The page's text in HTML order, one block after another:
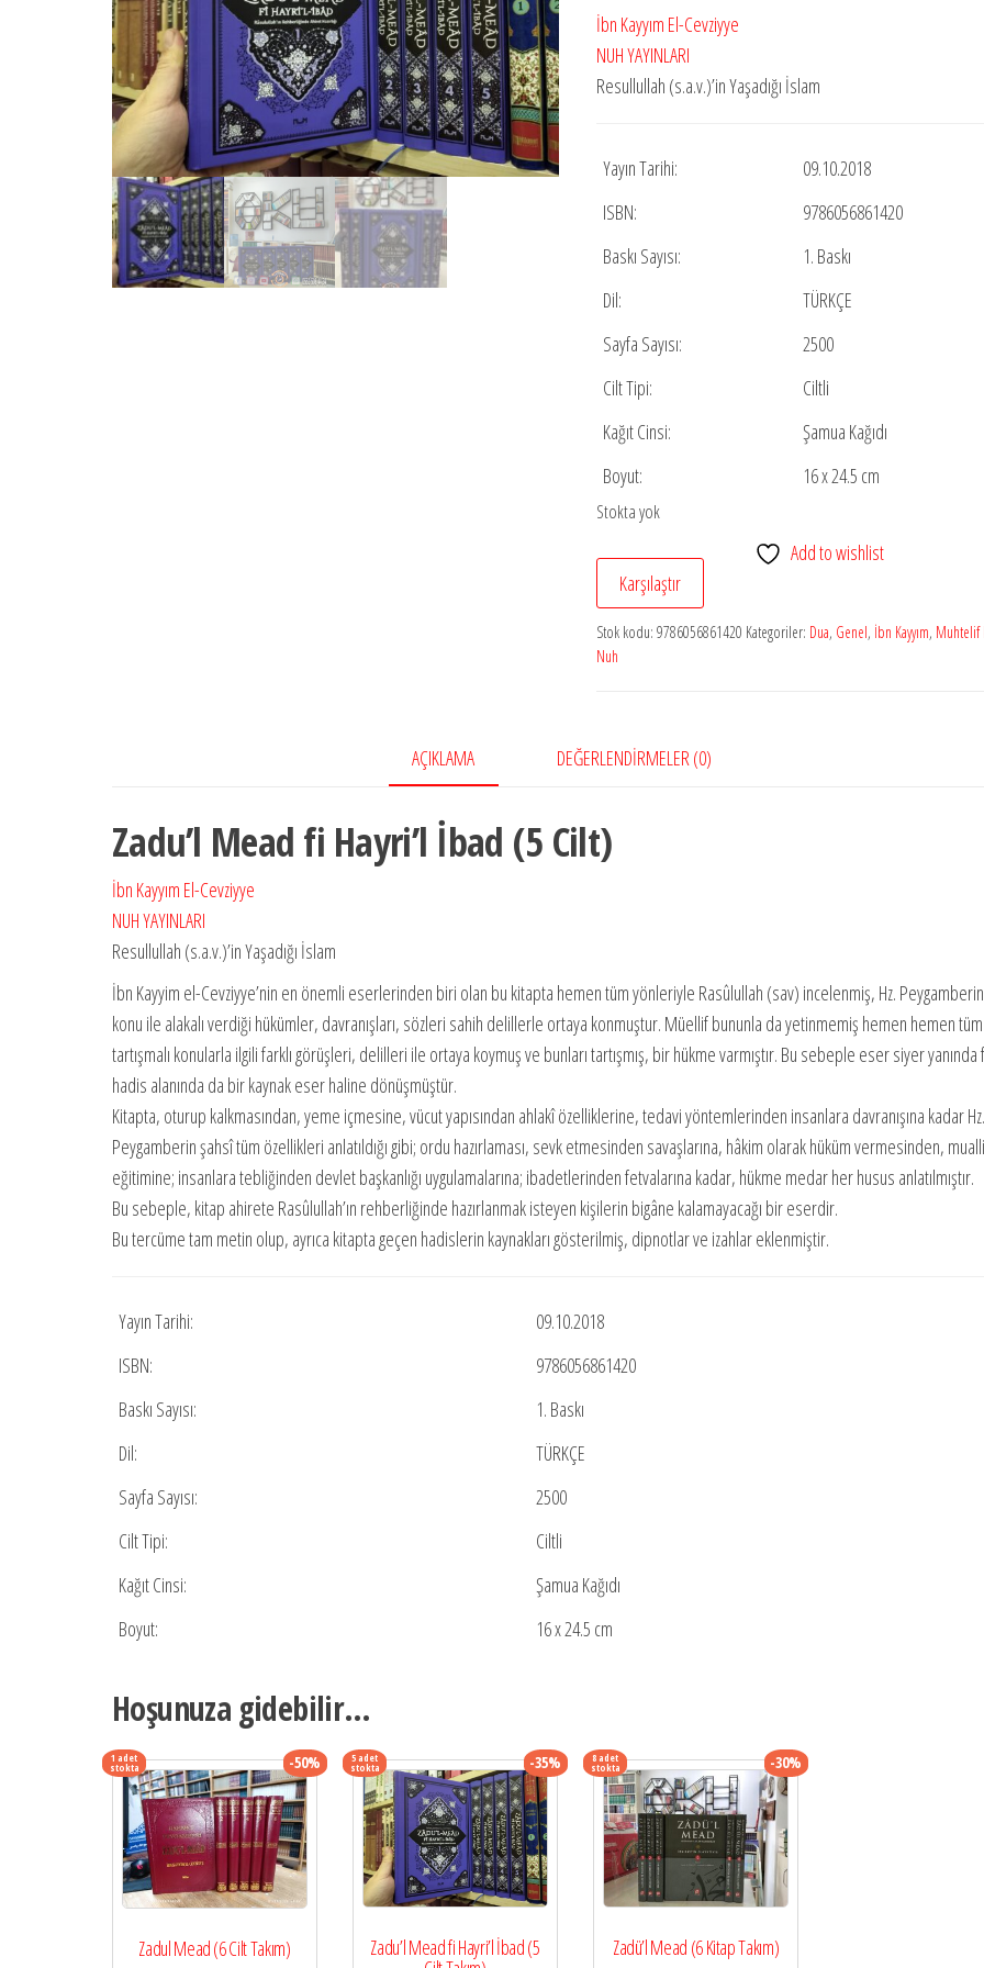
fiyat:
₺4.000,00.
₺2.200,00.
İbn Kayyım El-Cevziyye
NUH YAYINLARI
Resullullah (s.a.v.)’in Yaşadığı İslam
Yayın Tarihi:
09.10.2018
ISBN:
9786056861420
Baskı Sayısı:
1. Baskı
Dil:
TÜRKÇE
Sayfa Sayısı:
2500
Cilt Tipi:
Ciltli
Kağıt Cinsi:
Şamua Kağıdı
Boyut:
16 x 24.5 cm
Stokta yok
Add to wishlist
Karşılaştır
Stok kodu: 9786056861420 Kategoriler: Dua, Genel, İbn Kayyım, Muhtelif
Nuh
AÇIKLAMA DEĞERLENDIRMELER (0)
Zadu’l Mead fi Hayri’l İbad (5 Cilt)
İbn Kayyım El-Cevziyye
NUH YAYINLARI
Resullullah (s.a.v.)’in Yaşadığı İslam
İbn Kayyim el-Cevziyye’nin en önemli eserlerinden biri olan bu kitapta hemen tüm yönleriyle Rasûlullah (sav) incelenmiş, Hz.
konu ile alakalı verdiği hükümler, davranışları, sözleri sahih delillerle ortaya konmuştur. Müellif bununla da yetinmemiş hemen hemen tüm
tartışmalı konularla ilgili farklı görüşleri, delilleri ile ortaya koymuş ve bunları tartışmış, bir hükme varmıştır. Bu sebeple eser siyer yanında
hadis alanında da bir kaynak eser haline dönüşmüştür.
Kitapta, oturup kalkmasından, yeme içmesine, vücut yapısından ahlakî özelliklerine, tedavi yöntemlerinden insanlara davranışına kadar Hz.
Peygamberin şahsî tüm özellikleri anlatıldığı gibi; ordu hazırlaması, sevk etmesinden savaşlarına, hâkim olarak hüküm vermesinden,
eğitimine; insanlara tebliğinden devlet başkanlığı uygulamalarına; ibadetlerinden fetvalarına kadar, hükme medar her husus anlatılmıştır.
Bu sebeple, kitap ahirete Rasûlullah’ın rehberliğinde hazırlanmak isteyen kişilerin bigâne kalamayacağı bir eserdir.
Bu tercüme tam metin olup, ayrıca kitapta geçen hadislerin kaynakları gösterilmiş, dipnotlar ve izahlar eklenmiştir.
Yayın Tarihi:
09.10.2018
ISBN:
9786056861420
Baskı Sayısı:
1. Baskı
Dil:
TÜRKÇE
Sayfa Sayısı:
2500
Cilt Tipi:
Ciltli
Kağıt Cinsi:
Şamua Kağıdı
Boyut:
16 x 24.5 cm
Hoşunuza gidebilir…
1 adet
stokta -50%
Zadul Mead (6 Cilt Takım)
5 adet
stokta -35%
Zadu’l Mead fi Hayri’l İbad (5
8 adet
stokta -30%
Zadü’l Mead (6 Kitap Takım)